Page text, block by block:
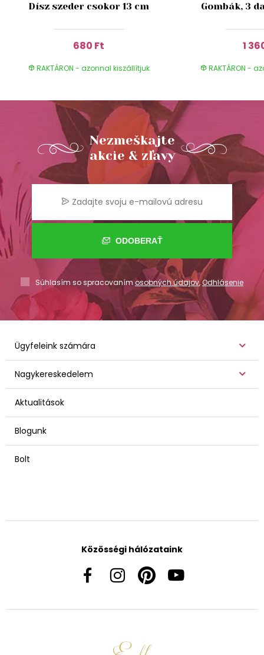
Dísz szeder csokor 13 cm
680 Ft
RAKTÁRON - azonnal kiszállítjuk
Gombák, 3
1
RAKTÁRON -
Nezmeškajte
akcie & zľavy
ODOBERAŤ
Súhlasím so spracovaním osobných údajov,Odhlásenie
Ügyfeleink számára
Nagykereskedelem
Aktualitások
Blogunk
Bolt
Közösségi hálózataink